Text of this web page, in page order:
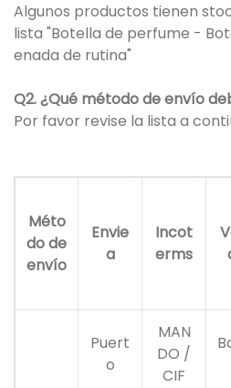
Algunos productos tienen
lista "Botella de perfume -
enada de rutina"
Q2. ¿Qué método de envío
Por favor revise la lista a
Méto
do de
envío
Envie
a
Incot
erms
Puert
o
MAN
DO /
CIF